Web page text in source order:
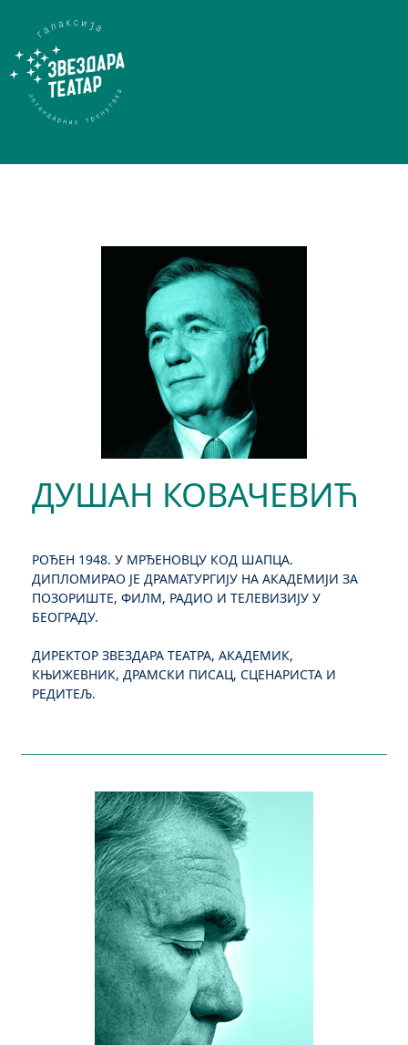
ДУШАН КОВАЧЕВИЋ
РОЂЕН 1948. У МРЂЕНОВЦУ КОД ШАПЦА.
ДИПЛОМИРАО ЈЕ ДРАМАТУРГИЈУ НА АКАДЕМИЈИ ЗА
ПОЗОРИШТЕ, ФИЛМ, РАДИО И ТЕЛЕВИЗИЈУ У
БЕОГРАДУ.
ДИРЕКТОР ЗВЕЗДАРА ТЕАТРА, АКАДЕМИК,
КЊИЖЕВНИК, ДРАМСКИ ПИСАЦ, СЦЕНАРИСТА И
РЕДИТЕЉ.